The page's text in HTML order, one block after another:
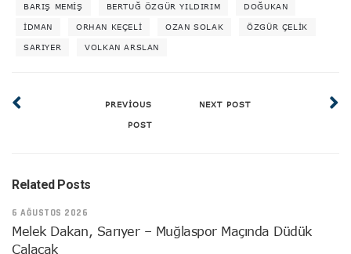
BARIŞ MEMIŞ BERTUĞ ÖZGÜR YILDIRIM DOĞUKAN
IDMAN ORHAN KEÇELI OZAN SOLAK ÖZGÜR ÇELIK
SARIYER VOLKAN ARSLAN
PREVIOUS
POST
NEXT POST
Related Posts
6 AĞUSTOS 2026
Melek Dakan, Sarıyer – Muğlaspor Maçında Düdük
Çalacak